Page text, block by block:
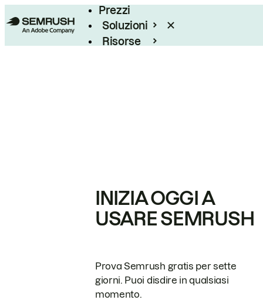
Prezzi
Soluzioni
Risorse
INIZIA OGGI A
USARE SEMRUSH
Prova Semrush gratis per sette
giorni. Puoi disdire in qualsiasi
momento.